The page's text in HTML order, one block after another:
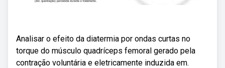
Analisar o efeito da diatermia por ondas curtas no
torque do músculo quadríceps femoral gerado pela
contração voluntária e eletricamente induzida em.